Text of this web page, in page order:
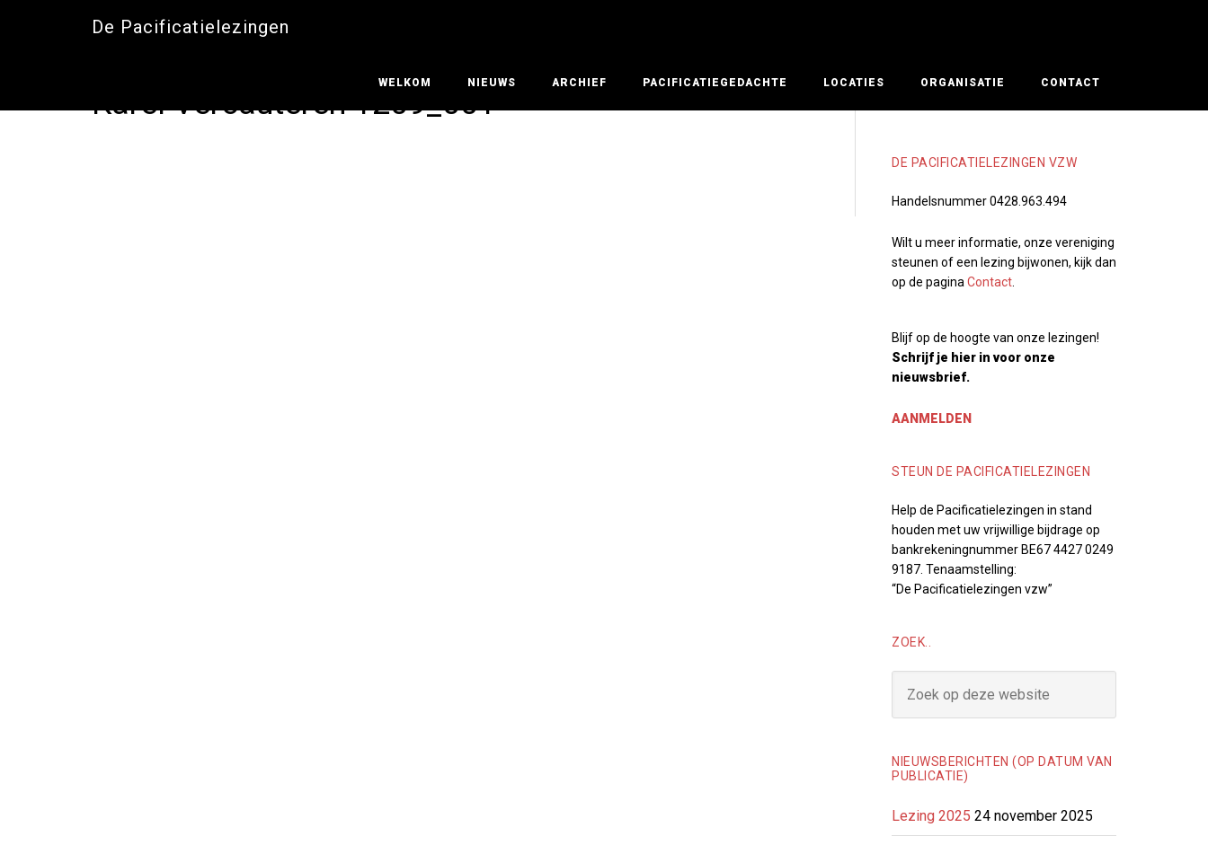
De Pacificatielezingen
WELKOM NIEUWS ARCHIEF PACIFICATIEGEDACHTE LOCATIES ORGANISATIE CONTACT
Karel Vercauteren 1209_001
DE PACIFICATIELEZINGEN VZW
Handelsnummer 0428.963.494
Wilt u meer informatie, onze vereniging
steunen of een lezing bijwonen, kijk dan
op de pagina Contact
Blijf op de hoogte van onze lezingen!
Schrijf je hier in voor onze
nieuwsbrief.
AANMELDEN
STEUN DE PACIFICATIELEZINGEN
Help de Pacificatielezingen in stand
houden met uw vrijwillige bijdrage op
bankrekeningnummer BE67 4427 0249
9187. Tenaamstelling:
“De Pacificatielezingen vzw”
ZOEK..
NIEUWSBERICHTEN (OP DATUM VAN
PUBLICATIE)
Lezing 2025 24 november 2025